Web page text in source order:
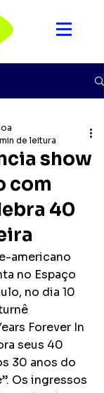
show
com
40
de leitura
americano
no Espaço
no dia 10
Forever In
seus 40
30 anos do
Os ingressos